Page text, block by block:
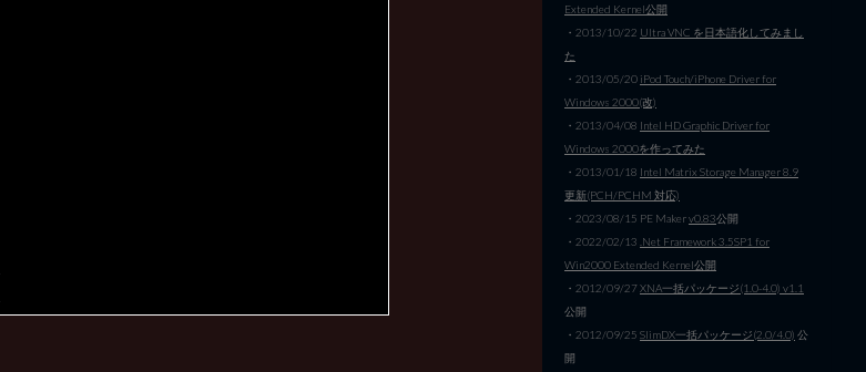
Extended Kernel公開
・2013/10/22 Ultra VNC を日本語化してみまし
た
・2013/05/20 iPod Touch/iPhone Driver for
Windows 2000(改)
・2013/04/08 Intel HD Graphic Driver for
Windows 2000を作ってみた
・2013/01/18 Intel Matrix Storage Manager 8.9
更新(PCH/PCHM 対応)
・2023/08/15 PE Makerv0.83公開
・2022/02/13 .Net Framework 3.5SP1 for
Win2000 Extended Kernel公開
・2012/09/27XNA一括パッケージ(1.0-4.0) v1.1
公開
・2012/09/25 SlimDX一括パッケージ(2.0/4.0) 公
開